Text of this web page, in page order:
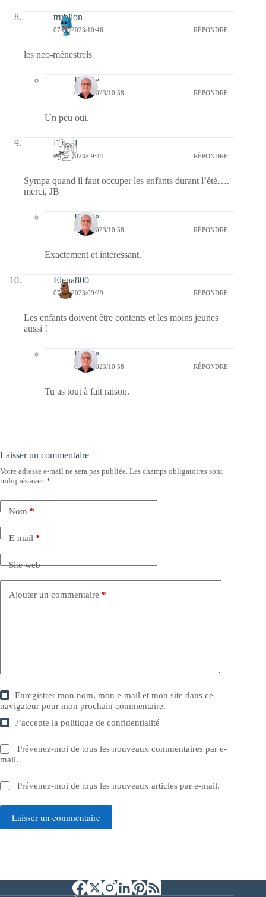
trublion
07/07/2023/10:46 RÉPONDRE
les neo-ménestrels
Bernie
07/07/2023/10:58 RÉPONDRE
Un peu oui.
jill bill
07/07/2023/09:44 RÉPONDRE
Sympa quand il faut occuper les enfants durant l’été….
merci, JB
Bernie
07/07/2023/10:58 RÉPONDRE
Exactement et intéressant.
Elena800
07/07/2023/09:29 RÉPONDRE
Les enfants doivent être contents et les moins jeunes
aussi !
Bernie
07/07/2023/10:58 RÉPONDRE
Tu as tout à fait raison.
Laisser un commentaire
Votre adresse e-mail ne sera pas publiée. Les champs obligatoires sont
indiqués avec *
Nom*
E-mail*
Site web
Ajouter un commentaire *
Enregistrer mon nom, mon e-mail et mon site dans ce
navigateur pour mon prochain commentaire.
J’accepte lapolitique de confidentialité
Prévenez-moi de tous les nouveaux commentaires par e-
mail.
Prévenez-moi de tous les nouveaux articles par e-mail.
Laisser un commentaire